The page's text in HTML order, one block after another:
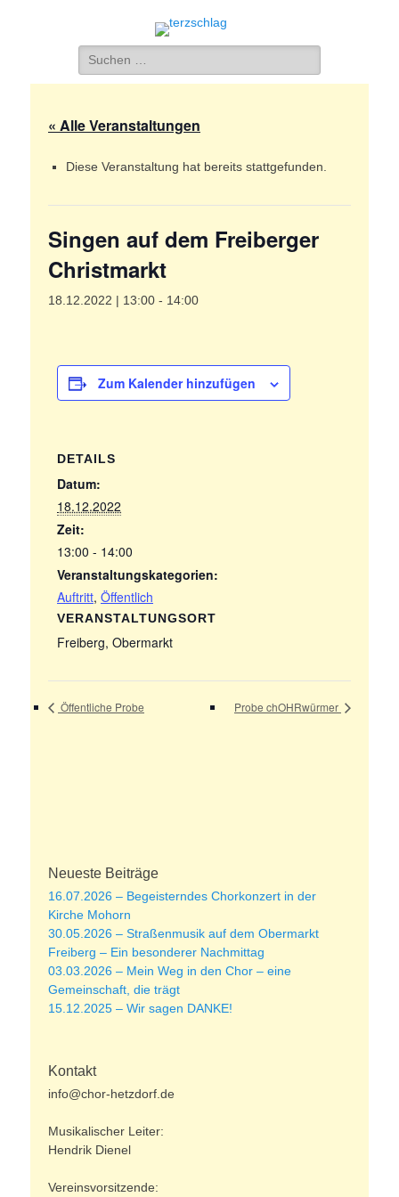
terzschlag
Gemischter Chor Hetzdorf e. V.
Suche
nach:
« Alle Veranstaltungen
Diese Veranstaltung hat bereits stattgefunden.
Singen auf dem Freiberger
Christmarkt
18.12.2022 | 13:00 - 14:00
Zum Kalender hinzufügen
DETAILS
Datum:
18.12.2022
Zeit:
13:00 - 14:00
Veranstaltungskategorien:
Auftritt, Öffentlich
VERANSTALTUNGSORT
Freiberg, Obermarkt
Öffentliche Probe Probe chOHRwürmer
Neueste Beiträge
16.07.2026 – Begeisterndes Chorkonzert in der
Kirche Mohorn
30.05.2026 – Straßenmusik auf dem Obermarkt
Freiberg – Ein besonderer Nachmittag
03.03.2026 – Mein Weg in den Chor – eine
Gemeinschaft, die trägt
15.12.2025 – Wir sagen DANKE!
Kontakt
info@chor-hetzdorf.de
Musikalischer Leiter:
Hendrik Dienel
Vereinsvorsitzende: